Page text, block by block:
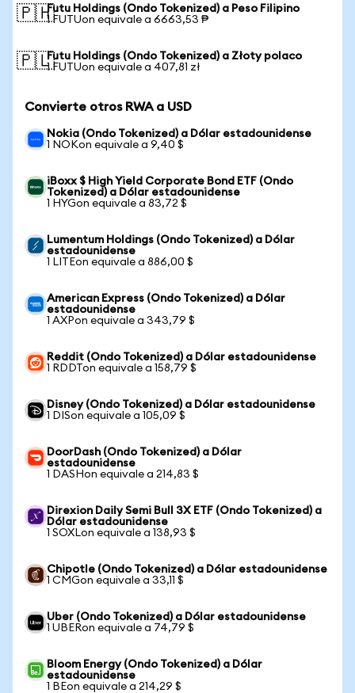
🇵🇭Futu Holdings (Ondo Tokenized) a Peso Filipino
1 FUTUon equivale a 6663,53 ₱
🇵🇱Futu Holdings (Ondo Tokenized) a Złoty polaco
1 FUTUon equivale a 407,81 zł
Convierte otros RWA a USD
Nokia (Ondo Tokenized) a Dólar estadounidense
1 NOKon equivale a 9,40 $
iBoxx $ High Yield Corporate Bond ETF (Ondo
Tokenized) a Dólar estadounidense
1 HYGon equivale a 83,72 $
Lumentum Holdings (Ondo Tokenized) a Dólar
estadounidense
1 LITEon equivale a 886,00 $
American Express (Ondo Tokenized) a Dólar
estadounidense
1 AXPon equivale a 343,79 $
Reddit (Ondo Tokenized) a Dólar estadounidense
1 RDDTon equivale a 158,79 $
Disney (Ondo Tokenized) a Dólar estadounidense
1 DISon equivale a 105,09 $
DoorDash (Ondo Tokenized) a Dólar
estadounidense
1 DASHon equivale a 214,83 $
Direxion Daily Semi Bull 3X ETF (Ondo Tokenized) a
Dólar estadounidense
1 SOXLon equivale a 138,93 $
Chipotle (Ondo Tokenized) a Dólar estadounidense
1 CMGon equivale a 33,11 $
Uber (Ondo Tokenized) a Dólar estadounidense
1 UBERon equivale a 74,79 $
Bloom Energy (Ondo Tokenized) a Dólar
estadounidense
1 BEon equivale a 214,29 $